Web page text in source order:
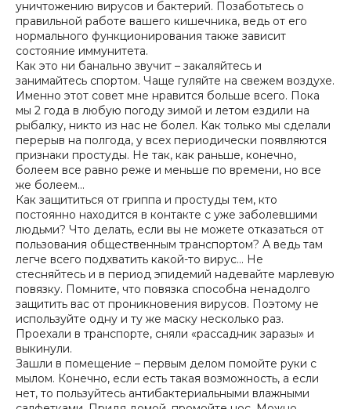
уничтожению вирусов и бактерий. Позаботьтесь о
правильной работе вашего кишечника, ведь от его
нормального функционирования также зависит
состояние иммунитета.
Как это ни банально звучит – закаляйтесь и
занимайтесь спортом. Чаще гуляйте на свежем воздухе.
Именно этот совет мне нравится больше всего. Пока
мы 2 года в любую погоду зимой и летом ездили на
рыбалку, никто из нас не болел. Как только мы сделали
перерыв на полгода, у всех периодически появляются
признаки простуды. Не так, как раньше, конечно,
болеем все равно реже и меньше по времени, но все
же болеем…
Как защититься от гриппа и простуды тем, кто
постоянно находится в контакте с уже заболевшими
людьми? Что делать, если вы не можете отказаться от
пользования общественным транспортом? А ведь там
легче всего подхватить какой-то вирус… Не
стесняйтесь и в период эпидемий надевайте марлевую
повязку. Помните, что повязка способна ненадолго
защитить вас от проникновения вирусов. Поэтому не
используйте одну и ту же маску несколько раз.
Проехали в транспорте, сняли «рассадник заразы» и
выкинули.
Зашли в помещение – первым делом помойте руки с
мылом. Конечно, если есть такая возможность, а если
нет, то пользуйтесь антибактериальными влажными